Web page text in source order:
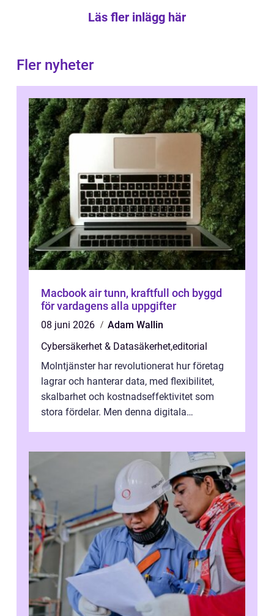
Läs fler inlägg här
Fler nyheter
Macbook air tunn, kraftfull och byggd
för vardagens alla uppgifter
08 juni 2026
Adam Wallin
Cybersäkerhet & Datasäkerhet,editorial
Molntjänster har revolutionerat hur företag
lagrar och hanterar data, med flexibilitet,
skalbarhet och kostnadseffektivitet som
stora fördelar. Men denna digitala